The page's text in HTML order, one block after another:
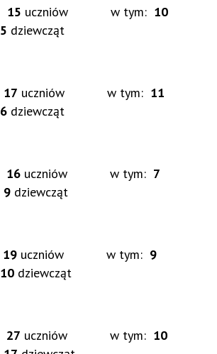
15 uczniów w tym: 10
5 dziewcząt
17 uczniów w tym: 11
6 dziewcząt
16 uczniów w tym: 7
9 dziewcząt
19 uczniów w tym: 9
10 dziewcząt
27 uczniów w tym: 10